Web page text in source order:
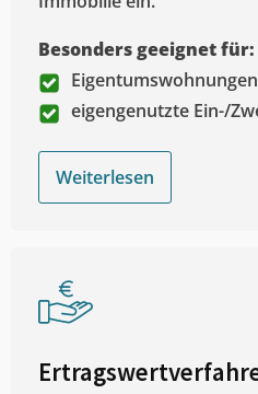
Besonders geeignet für:
Eigentumswohnungen
eigengenutzte Ein-/
Weiterlesen